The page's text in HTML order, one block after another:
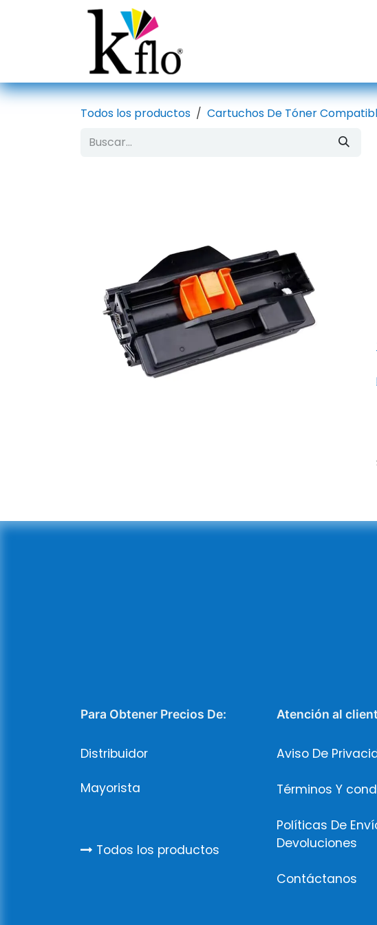
Todos los productos Cartuchos De Tóner
Para Obtener Precios De:
Distribuidor
Mayorista
Todos los productos
Atención al
Aviso De
Términos Y
Políticas De
Devoluciones
Contáctanos